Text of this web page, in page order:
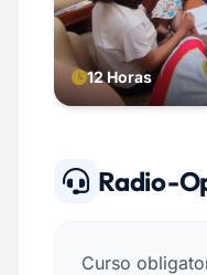
12 Horas
Radio-
Curso